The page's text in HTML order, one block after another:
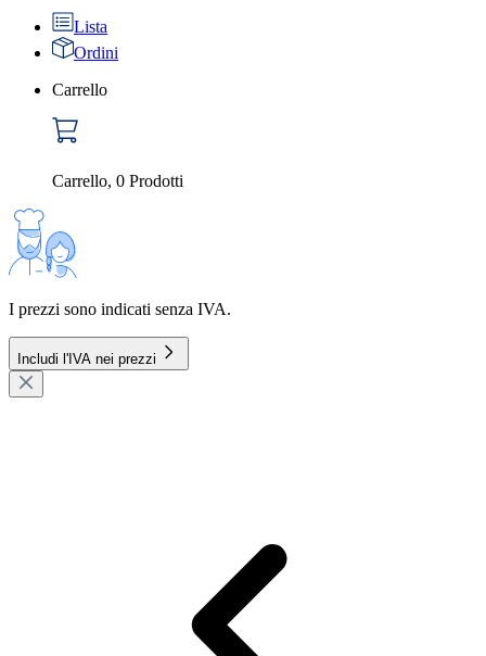
Lista
Ordini
Carrello
Carrello, 0 Prodotti
I prezzi sono indicati senza IVA.
Includi l'IVA nei prezzi